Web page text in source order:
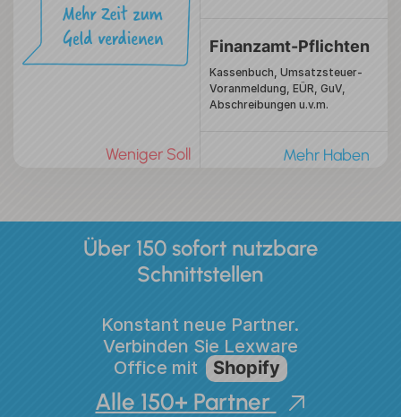
Weniger Soll
Finanzamt-Pflichten
Kassenbuch, Umsatzsteuer-
Voranmeldung, EÜR, GuV,
Abschreibungen u.v.m.
Mehr Haben
Über 150 sofort nutzbare
Schnittstellen
Konstant neue Partner.
Verbinden Sie Lexware
Office mit
Shopify
Alle 150+ Partner